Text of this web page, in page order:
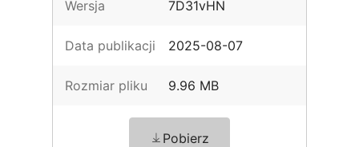
Wersja 7D31vHN
Data publikacji 2025-08-07
Rozmiar pliku 9.96 MB
Pobierz